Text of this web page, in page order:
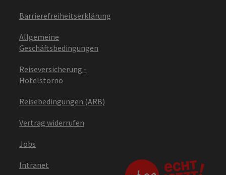
Barrierefreiheitserklärung
Allgemeine
Geschäftsbedingungen
Reiseversicherung -
Hotelstorno
Reisebedingungen (ARB)
Vertrag widerrufen
Jobs
Intranet